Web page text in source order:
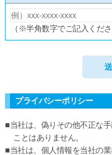
（※半角数字でご記入くださ
プライバシーポリシー
■当社は、偽りその他不正な
ことはありません。
■当社は、個人情報を当社の